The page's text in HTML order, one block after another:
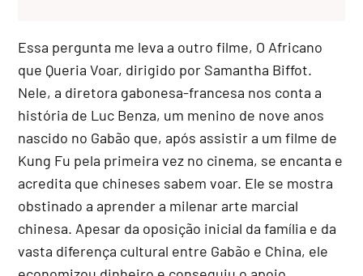
Essa pergunta me leva a outro filme, O Africano
que Queria Voar, dirigido por Samantha Biffot.
Nele, a diretora gabonesa-francesa nos conta a
história de Luc Benza, um menino de nove anos
nascido no Gabão que, após assistir a um filme de
Kung Fu pela primeira vez no cinema, se encanta e
acredita que chineses sabem voar. Ele se mostra
obstinado a aprender a milenar arte marcial
chinesa. Apesar da oposição inicial da família e da
vasta diferença cultural entre Gabão e China, ele